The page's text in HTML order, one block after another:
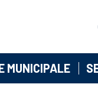
MUNICIPALE